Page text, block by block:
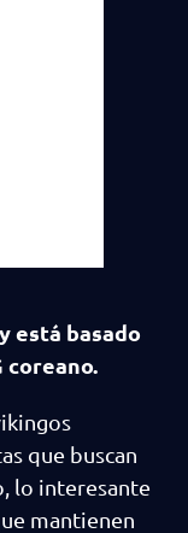
está basado
coreano.
que buscan
lo interesante
mantienen